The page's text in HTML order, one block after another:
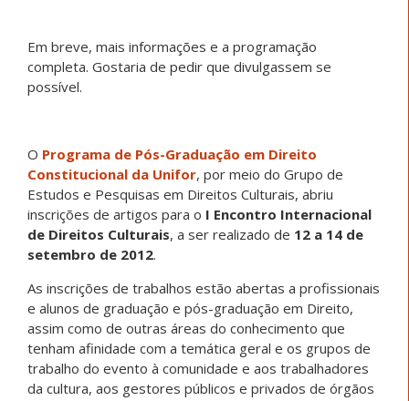
Em breve, mais informações e a programação
completa. Gostaria de pedir que divulgassem se
possível.
O Programa de Pós-Graduação em Direito
Constitucional da Unifor, por meio do Grupo de
Estudos e Pesquisas em Direitos Culturais, abriu
inscrições de artigos para o I Encontro Internacional
de Direitos Culturais, a ser realizado de 12 a 14 de
setembro de 2012.
As inscrições de trabalhos estão abertas a profissionais
e alunos de graduação e pós-graduação em Direito,
assim como de outras áreas do conhecimento que
tenham afinidade com a temática geral e os grupos de
trabalho do evento à comunidade e aos trabalhadores
da cultura, aos gestores públicos e privados de órgãos